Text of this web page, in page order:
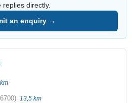
directly.
an enquiry →
13,5 km